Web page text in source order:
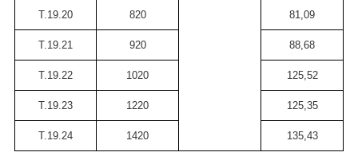
Т.19.20 820 81,09
Т.19.21 920 88,68
Т.19.22 1020 125,52
Т.19.23 1220 125,35
Т.19.24 1420 135,43